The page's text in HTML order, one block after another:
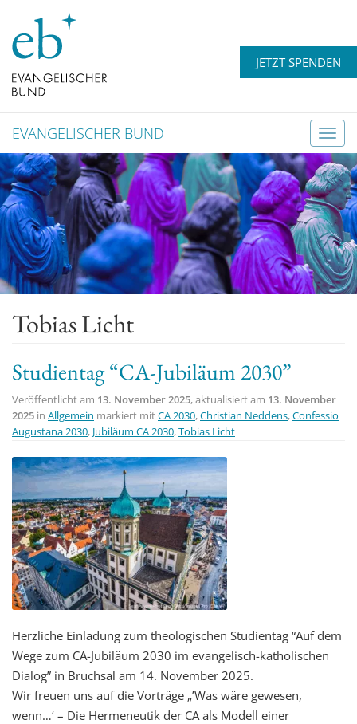
JETZT SPENDEN
T
o
g
g
l
e
n
a
v
i
o
EVANGELISCHER BUND
Tobias Licht
Studientag “CA-Jubiläum 2030”
Veröffentlicht am 13. November 2025, aktualisiert am 13. November
2025 in Allgemein markiert mitCA 2030,Christian Neddens,Confessio
Augustana 2030, Jubiläum CA 2030,Tobias Licht
Herzliche Einladung zum theologischen Studientag “Auf dem
Wege zum CA-Jubiläum 2030 im evangelisch-katholischen
Dialog” in Bruchsal am 14. November 2025.
Wir freuen uns auf die Vorträge „’Was wäre gewesen,
wenn…‘ – Die Hermeneutik der CA als Modell einer